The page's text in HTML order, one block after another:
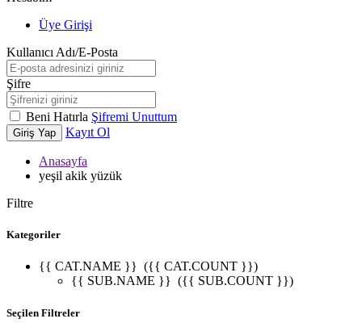
Üye Girişi
Kullanıcı Adı/E-Posta
Şifre
Beni Hatırla Şifremi Unuttum
Giriş Yap Kayıt Ol
Anasayfa
yeşil akik yüzük
Filtre
Kategoriler
{{ CAT.NAME }} ({{ CAT.COUNT }})
{{ SUB.NAME }} ({{ SUB.COUNT }})
Seçilen Filtreler